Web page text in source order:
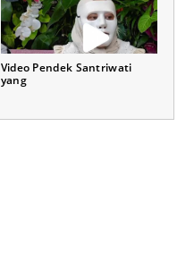
Video Pendek Santriwati
yang